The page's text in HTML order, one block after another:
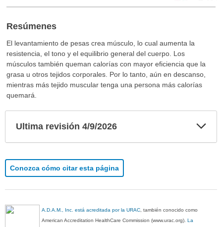
Resúmenes
El levantamiento de pesas crea músculo, lo cual aumenta la
resistencia, el tono y el equilibrio general del cuerpo. Los
músculos también queman calorías con mayor eficiencia que la
grasa u otros tejidos corporales. Por lo tanto, aún en descanso,
mientras más tejido muscular tenga una persona más calorías
quemará.
Ultima revisión 4/9/2026
Conozca cómo citar esta página
A.D.A.M., Inc. está acreditada por la URAC , también conocido como
American Accreditation HealthCare Commission (www.urac.org).La